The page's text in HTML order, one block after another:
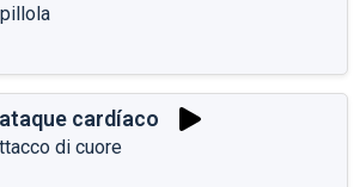
cardíaco
di cuore